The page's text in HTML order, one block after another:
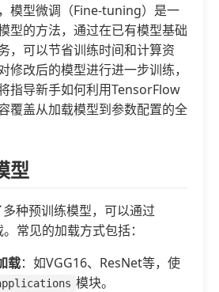
模型微调（Fine-tuning）是一
型的方法，通过在已有模型基础
，可以节省训练时间和计算资
修改后的模型进行进一步训练，
指导新手如何利用TensorFlow
覆盖从加载模型到参数配置的全
型
种预训练模型，可以通过
常见的加载方式包括：
载：如VGG16、ResNet等，使
模块。